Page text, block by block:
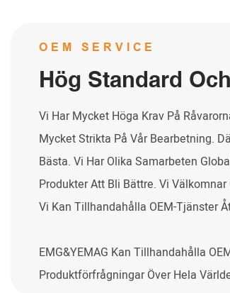
OEM SERVICE
Hög Standard
Vi Har Mycket Höga Krav På
Mycket Strikta På Vår Bearbetning.
Bästa. Vi Har Olika Samarbeten
Produkter Att Bli Bättre. Vi
Vi Kan Tillhandahålla OEM-Tjänster
EMG&YEMAG Kan Tillhandahålla
Produktförfrågningar Över Hela